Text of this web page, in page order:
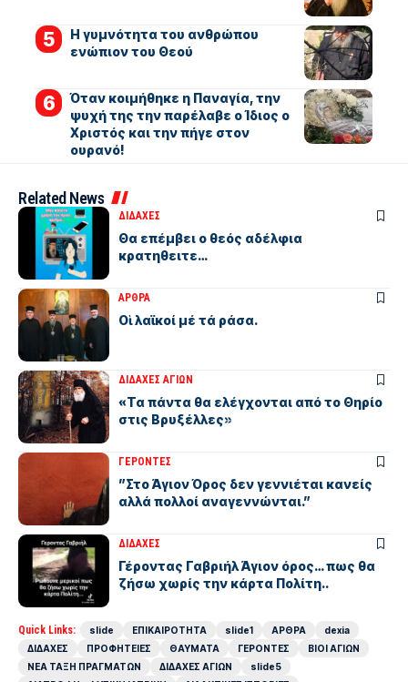
Η γυμνότητα του ανθρώπου
ενώπιον του Θεού
Όταν κοιμήθηκε η Παναγία, την
ψυχή της την παρέλαβε ο Ίδιος ο
Χριστός και την πήγε στον
ουρανό!
Related News
ΔΙΔΑΧΕΣ
Θα επέμβει ο θεός αδέλφια
κρατηθειτε…
ΑΡΘΡΑ
Οἱ λαϊκοί μέ τά ράσα.
ΔΙΔΑΧΕΣ ΑΓΙΩΝ
«Τα πάντα θα ελέγχονται από το Θηρίο
στις Βρυξέλλες»
ΓΕΡΟΝΤΕΣ
”Στο Άγιον Όρος δεν γεννιέται κανείς
αλλά πολλοί αναγεννώνται.”
ΔΙΔΑΧΕΣ
Γέροντας Γαβριήλ Άγιον όρος… πως θα
ζήσω χωρίς την κάρτα Πολίτη..
Quick Links: slide ΕΠΙΚΑΙΡΟΤΗΤΑ slide1 ΑΡΘΡΑ
dexia
ΔΙΔΑΧΕΣ
ΠΡΟΦΗΤΕΙΕΣ ΘΑΥΜΑΤΑ ΓΕΡΟΝΤΕΣ
ΒΙΟΙ ΑΓΙΩΝ
ΝΕΑ ΤΑΞΗ ΠΡΑΓΜΑΤΩΝ
ΔΙΔΑΧΕΣ ΑΓΙΩΝ
slide5